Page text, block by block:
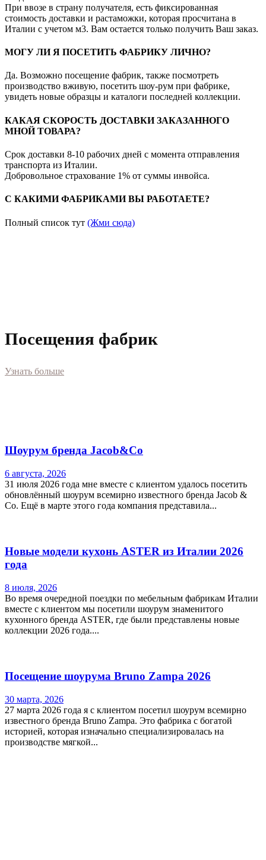
При ввозе в страну получателя, есть фиксированная
стоимость доставки и растаможки, которая просчитана в
Италии с учетом м3. Вам остается только получить Ваш заказ.
МОГУ ЛИ Я ПОСЕТИТЬ ФАБРИКУ ЛИЧНО?
Да. Возможно посещение фабрик, также посмотреть
производство вживую, посетить шоу-рум при фабрике,
увидеть новые образцы и каталоги последней коллекции.
КАКАЯ СКОРОСТЬ ДОСТАВКИ ЗАКАЗАННОГО
МНОЙ ТОВАРА?
Срок доставки 8-10 рабочих дней с момента отправления
транспорта из Италии.
Добровольное страхование 1% от суммы инвойса.
С КАКИМИ ФАБРИКАМИ ВЫ РАБОТАЕТЕ?
Полный список тут (Жми сюда)
Посещения фабрик
Узнать больше
Шоурум бренда Jacob&Co
6 августа, 2026
31 июля 2026 года мне вместе с клиентом удалось посетить
обновлённый шоурум всемирно известного бренда Jacob &
Co. Ещё в марте этого года компания представила...
Новые модели кухонь ASTER из Италии 2026
года
8 июля, 2026
Во время очередной поездки по мебельным фабрикам Италии
вместе с клиентом мы посетили шоурум знаменитого
кухонного бренда ASTER, где были представлены новые
коллекции 2026 года....
Посещение шоурума Bruno Zampa 2026
30 марта, 2026
27 марта 2026 года я с клиентом посетил шоурум всемирно
известного бренда Bruno Zampa. Это фабрика с богатой
историей, которая изначально специализировалась на
производстве мягкой...